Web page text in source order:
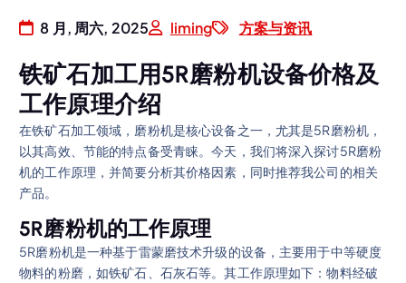
8 月, 周六, 2025 liming 方案与资讯
铁矿石加工用5R磨粉机设备价格及
工作原理介绍
在铁矿石加工领域，磨粉机是核心设备之一，尤其是5R磨粉机，
以其高效、节能的特点备受青睐。今天，我们将深入探讨5R磨粉
机的工作原理，并简要分析其价格因素，同时推荐我公司的相关
产品。
5R磨粉机的工作原理
5R磨粉机是一种基于雷蒙磨技术升级的设备，主要用于中等硬度
物料的粉磨，如铁矿石、石灰石等。其工作原理如下：物料经破